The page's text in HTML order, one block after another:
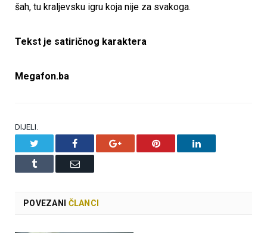
šah, tu kraljevsku igru koja nije za svakoga.
Tekst je satiričnog karaktera
Megafon.ba
DIJELI.
Facebook Google+ Pinterest LinkedIn
Tumblr Email
POVEZANI ČLANCI